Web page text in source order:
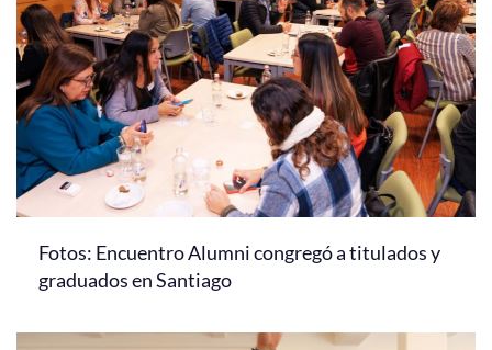
Fotos: Encuentro Alumni congregó a titulados y
graduados en Santiago